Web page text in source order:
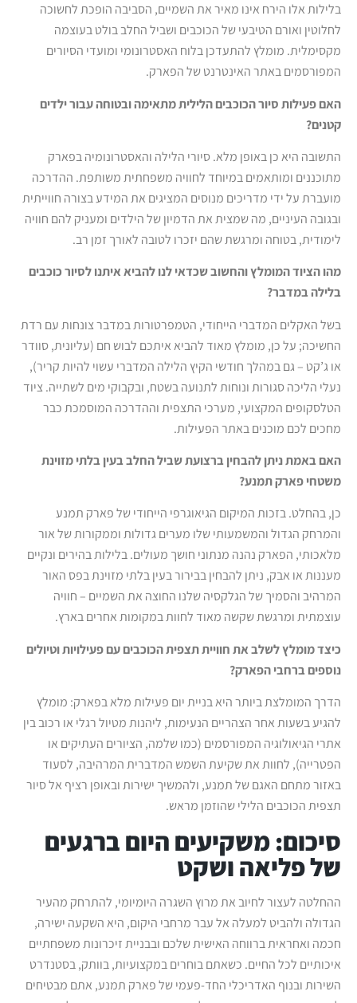
בלילות אלו הירח אינו מאיר את השמיים, הסביבה הופכת לחשוכה
לחלוטין ואורם הטיבעי של הכוכבים ושביל החלב בולט בעוצמה
מקסימלית. מומלץ להתעדכן בלוח האסטרונומי ומועדי הסיורים
המפורסמים באתר האינטרנט של הפארק.
האם פעילות סיור הכוכבים הלילית מתאימה ובטוחה עבור ילדים
קטנים?
התשובה היא כן באופן מלא. סיורי הלילה והאסטרונומיה בפארק
מתוכננים ומותאמים במיוחד לחוויה משפחתית משותפת. ההדרכה
מועברת על ידי מדריכים מנוסים המציגים את המידע בצורה חווייתית
ובגובה העיניים, מה שמצית את הדמיון של הילדים ומעניק להם חוויה
לימודית, בטוחה ומרגשת שהם יזכרו לטובה לאורך זמן רב.
מהו הציוד המומלץ והחשוב שכדאי לנו להביא איתנו לסיור כוכבים
בלילה במדבר?
בשל האקלים המדברי הייחודי, הטמפרטורות במדבר צונחות עם רדת
החשיכה; על כן, מומלץ מאוד להביא איתכם לבוש חם (עליונית, סוודר
או ג’קט – גם במהלך חודשי הקיץ הלילה המדברי עשוי להיות קריר),
נעלי הליכה סגורות ונוחות לתנועה בשטח, ובקבוקי מים לשתייה. ציוד
הטלסקופים המקצועי, מערכי התצפית וההדרכה המוסמכת כבר
מחכים לכם מוכנים באתר הפעילות.
האם באמת ניתן להבחין ברצועת שביל החלב בעין בלתי מזוינת
משטחי פארק תמנע?
כן, בהחלט. בזכות המיקום הגיאוגרפי הייחודי של פארק תמנע
והמרחק הגדול והמשמעותי שלו מערים גדולות וממקורות של אור
מלאכותי, הפארק נהנה מנתוני חושך מעולים. בלילות בהירים ונקיים
מעננות או אבק, ניתן להבחין בבירור בעין בלתי מזוינת בפס האור
המרהיב והסמיך של הגלקסיה שלנו החוצה את השמיים – חוויה
עוצמתית ומרגשת שקשה מאוד לחוות במקומות אחרים בארץ.
כיצד מומלץ לשלב את חוויית תצפית הכוכבים עם פעילויות וטיולים
נוספים ברחבי הפארק?
הדרך המומלצת ביותר היא בניית יום פעילות מלא בפארק: מומלץ
להגיע בשעות אחר הצהריים הנעימות, ליהנות מטיול רגלי או רכוב בין
אתרי הגיאולוגיה המפורסמים (כמו שלמה, הציורים העתיקים או
הפטרייה), לחוות את שקיעת השמש המדברית המרהיבה, לסעוד
באזור מתחם האגם של תמנע, ולהמשיך ישירות ובאופן רציף אל סיור
תצפית הכוכבים הלילי שהוזמן מראש.
סיכום: משקיעים היום ברגעים
של פליאה ושקט
ההחלטה לעצור לחיוב את מרוץ השגרה היומיומי, להתרחק מהעיר
הגדולה ולהביט למעלה אל עבר מרחבי היקום, היא השקעה ישירה,
חכמה ואחראית ברווחה האישית שלכם ובבניית זיכרונות משפחתיים
איכותיים לכל החיים. כשאתם בוחרים במקצועיות, בוותק, בסטנדרט
השירות ובנוף האדריכלי החד-פעמי של פארק תמנע, אתם מבטיחים